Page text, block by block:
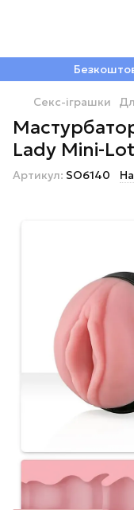
Секс-іграшки
Lady Mini-
Артикул: SO6140